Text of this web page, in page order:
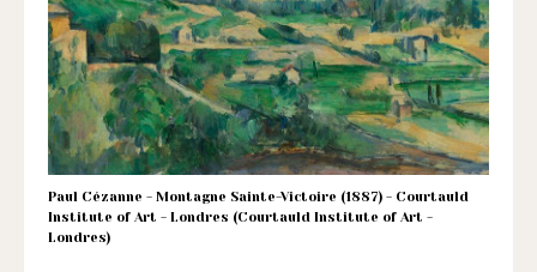
1901
ayant
une
vocation
culturelle.
Paul Cézanne - Montagne Sainte-Victoire (1887) - Courtauld
Institute of Art - Londres (Courtauld Institute of Art -
Londres)